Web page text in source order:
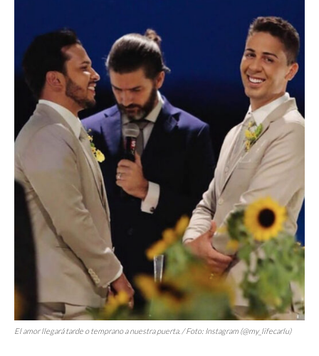
El amor llegará tarde o temprano a nuestra puerta. / Foto: Instagram (@my_lifecarlu)